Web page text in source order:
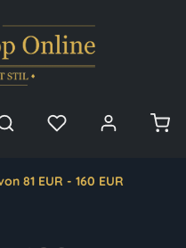
81 EUR - 160 EUR